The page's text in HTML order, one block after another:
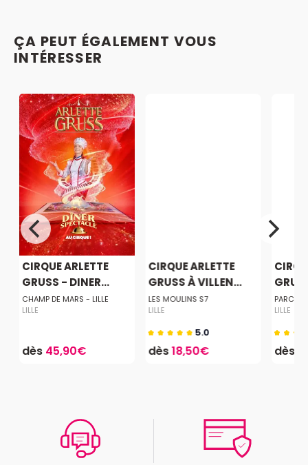
ÇA PEUT ÉGALEMENT VOUS
INTÉRESSER
CIRQUE ARLETTE
GRUSS - DINER...
CHAMP DE MARS - LILLE
LILLE
dès 45,90€
CIRQUE ARLETTE
GRUSS À VILLEN...
LES MOULINS S7
LILLE
5.0
dès18,50€
PARC
LILLE
dès